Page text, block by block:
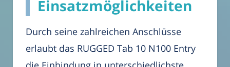
Einsatzmöglichkeiten
Durch seine zahlreichen Anschlüsse
erlaubt das RUGGED Tab 10 N100 Entry